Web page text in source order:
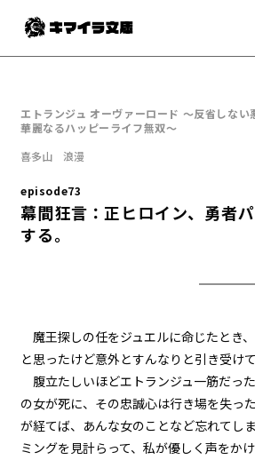
目次
悪役令嬢、地獄
る。
悪役令嬢、闇
episode5
悪役令嬢、レ
episode6
エトランジュ オーヴァーロード ～反省しない
華麗なるハッピーライフ無双～
喜多山 浪漫
episode73
幕間狂言：正ヒロイン、勇者
する。
魔王探しの任をジュエルに命じたとき
と思ったけど意外とすんなりと引き受けて
腹立たしいほどエトランジュ一筋だっ
の女が死に、その忠誠心は行き場を失っ
が経てば、あんな女のことなど忘れてし
ミングを見計らって、私が優しく声をか